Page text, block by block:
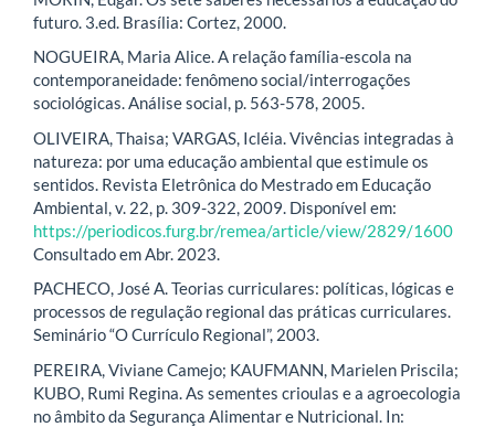
futuro. 3.ed. Brasília: Cortez, 2000.
NOGUEIRA, Maria Alice. A relação família-escola na
contemporaneidade: fenômeno social/interrogações
sociológicas. Análise social, p. 563-578, 2005.
OLIVEIRA, Thaisa; VARGAS, Icléia. Vivências integradas à
natureza: por uma educação ambiental que estimule os
sentidos. Revista Eletrônica do Mestrado em Educação
Ambiental, v. 22, p. 309-322, 2009. Disponível em:
https://periodicos.furg.br/remea/article/view/2829/1600
Consultado em Abr. 2023.
PACHECO, José A. Teorias curriculares: políticas, lógicas e
processos de regulação regional das práticas curriculares.
Seminário “O Currículo Regional”, 2003.
PEREIRA, Viviane Camejo; KAUFMANN, Marielen Priscila;
KUBO, Rumi Regina. As sementes crioulas e a agroecologia
no âmbito da Segurança Alimentar e Nutricional. In: